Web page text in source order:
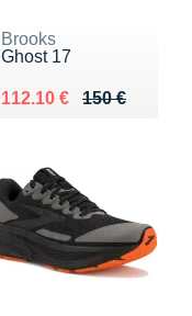
Brooks
Ghost 17
150 €
Au lieu de 150 €
112.10 €
Vendu 112.10 €